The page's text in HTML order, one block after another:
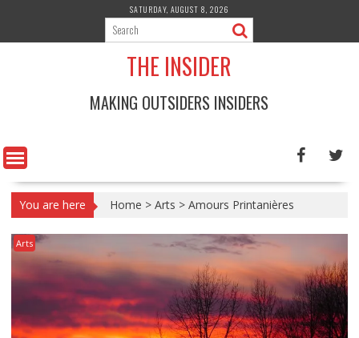
content
SATURDAY, AUGUST 8, 2026
THE INSIDER
MAKING OUTSIDERS INSIDERS
You are here Home > Arts > Amours Printanières
Arts